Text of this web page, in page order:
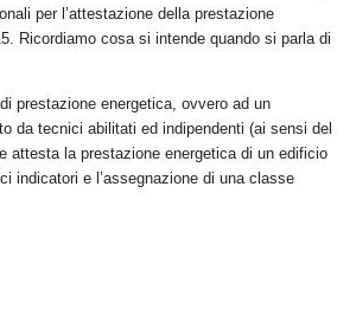
per l’attestazione della prestazione
Ricordiamo cosa si intende quando si parla di
prestazione energetica, ovvero ad un
da tecnici abilitati ed indipendenti (ai sensi del
attesta la prestazione energetica di un edificio
indicatori e l’assegnazione di una classe